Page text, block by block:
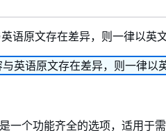
语原文存在差异，则一律以英文
英语原文存在差异，则一律以
一个功能齐全的选项，适用于